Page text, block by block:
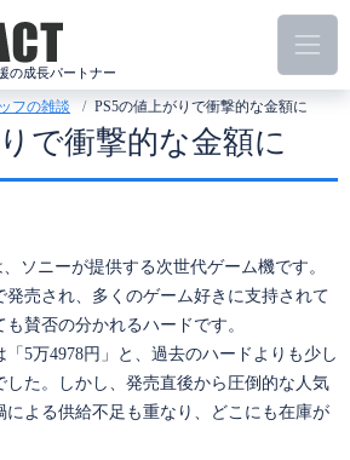
の成長パートナー
フの雑談 PS5の値上がりで衝撃的な金額に
で衝撃的な金額に
、ソニーが提供する次世代ゲーム機です。
発売され、多くのゲーム好きに支持されて
賛否の分かれるハードです。
「5万4978円」と、過去のハードよりも少し
た。しかし、発売直後から圧倒的な人気
による供給不足も重なり、どこにも在庫が